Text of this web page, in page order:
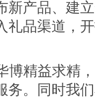
新产品、建
礼品渠道，
博精益求精
务。同时我